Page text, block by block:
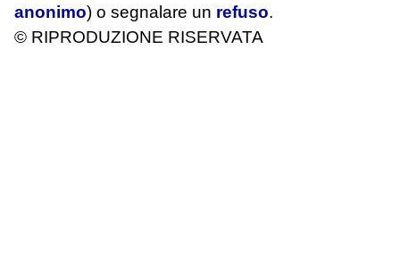
anonimo) o segnalare un refuso.
© RIPRODUZIONE RISERVATA